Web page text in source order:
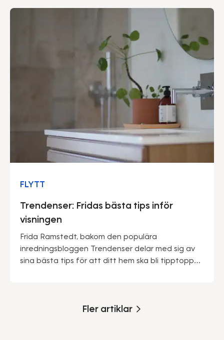
FLYTT
Trendenser: Fridas bästa tips inför
visningen
Frida Ramstedt, bakom den populära
inredningsbloggen Trendenser delar med sig av
sina bästa tips för att ditt hem ska bli tipptopp
Fler artiklar